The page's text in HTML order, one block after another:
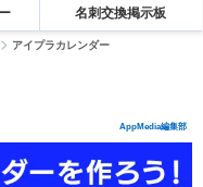
名刺交換掲示板
アイプラカレンダー
AppMedia編集部